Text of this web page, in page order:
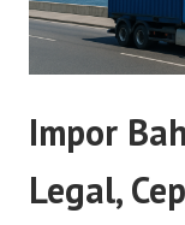
Impor
Legal,